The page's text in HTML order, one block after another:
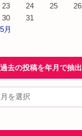
23 24 25 26
30
31
月
過去の投稿を年月で抽出